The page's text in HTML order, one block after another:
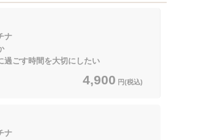
ナ
ごす時間を大切にしたい
4,900 円(税込)
ナ